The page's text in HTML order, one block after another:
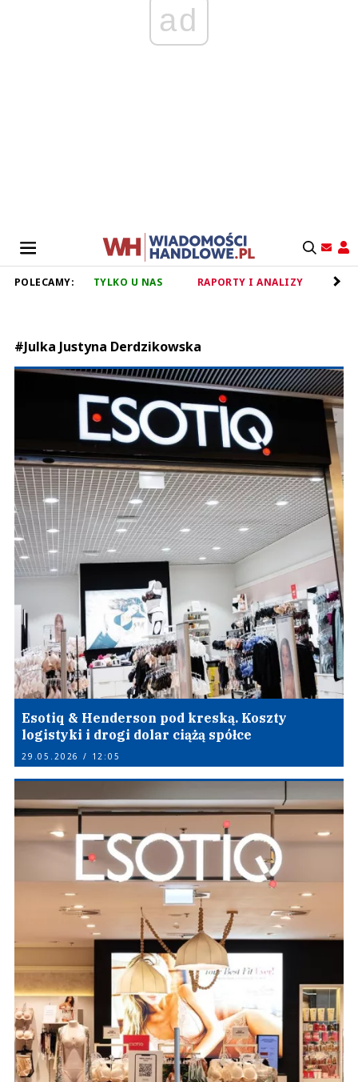
ad
POLECAMY: TYLKO U NAS RAPORTY I ANALIZY
#Julka Justyna Derdzikowska
Esotiq & Henderson pod kreską. Koszty
logistyki i drogi dolar ciążą spółce
29.05.2026 / 12:05